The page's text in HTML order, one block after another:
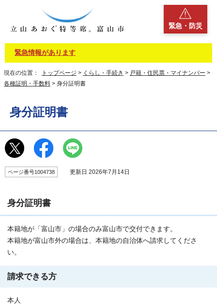
緊急・防災
緊急情報があります
現在の位置： トップページ > くらし・手続き > 戸籍・住民票・マイナンバー >
各種証明・手数料 > 身分証明書
身分証明書
ページ番号1004738 更新日 2026年7月14日
身分証明書
本籍地が「富山市」の場合のみ富山市で交付できます。
本籍地が富山市外の場合は、本籍地の自治体へ請求してくださ
い。
請求できる方
本人